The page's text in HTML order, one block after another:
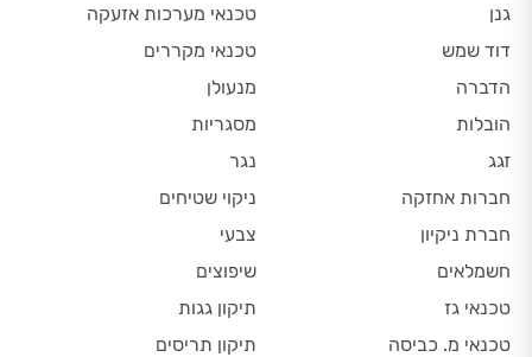
גנן
דוד שמש
הדברה
הובלות
זגג
חברות אחזקה
חברת ניקיון
חשמלאים
טכנאי גז
טכנאי מ. כביסה
טכנאי מערכות אזעקה
טכנאי מקררים
מנעולן
מסגריות
נגר
ניקוי שטיחים
צבעי
שיפוצים
תיקון גגות
תיקון תריסים